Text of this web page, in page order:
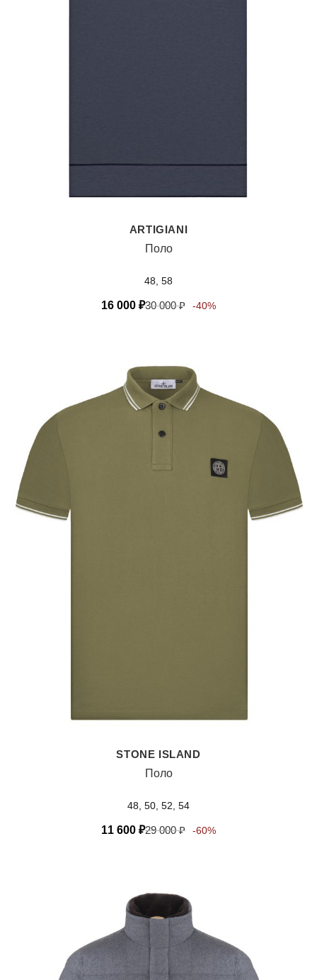
ARTIGIANI
Поло
48, 58
16 000 ₽30 000₽ -40%
STONE ISLAND
Поло
48, 50, 52, 54
11 600 ₽29 000₽ -60%